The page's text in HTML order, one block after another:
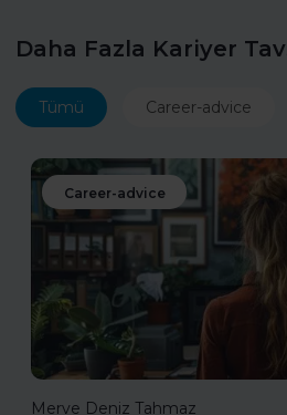
Daha Fazla Kariyer
Tümü Career-advice
Career-advice
Merve Deniz Tahmaz